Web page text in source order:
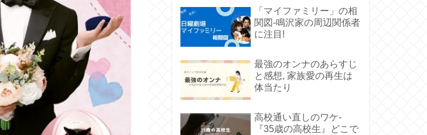
「マイファミリー」の相
関図-鳴沢家の周辺関係者
に注目!
最強のオンナのあらすじ
と感想, 家族愛の再生は
体当たり
高校通い直しのワケ-
『35歳の高校生』どこで